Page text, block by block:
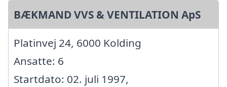
BÆKMAND VVS & VENTILATION ApS
Platinvej 24, 6000 Kolding
Ansatte: 6
Startdato: 02. juli 1997,